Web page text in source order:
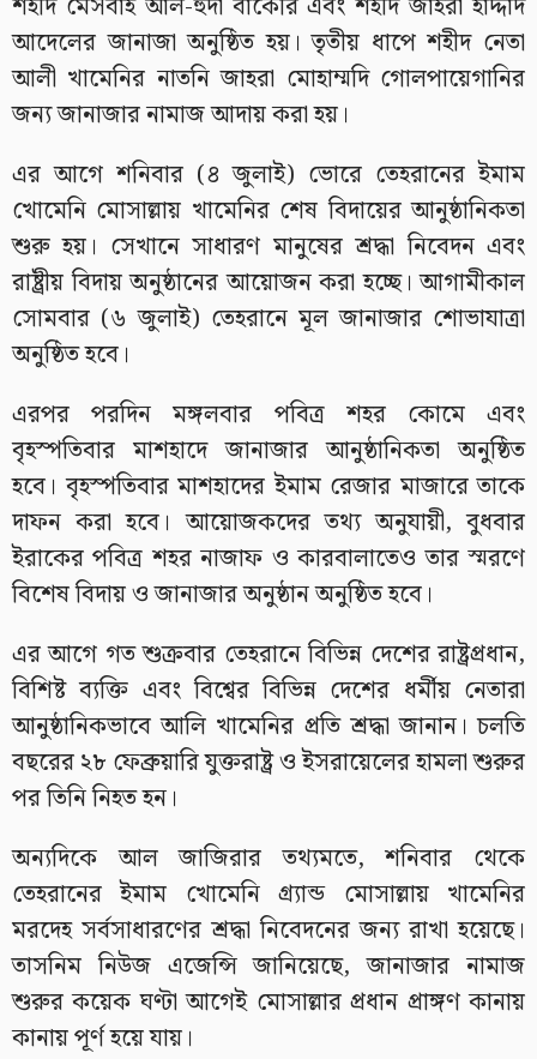
আদেলের জানাজা অনুষ্ঠিত হয়। তৃতীয় ধাপে শহীদ নেতা
আলী খামেনির নাতনি জাহরা মোহাম্মদি গোলপায়েগানির
জন্য জানাজার নামাজ আদায় করা হয়।
এর আগে শনিবার (৪ জুলাই) ভোরে তেহরানের ইমাম
খোমেনি মোসাল্লায় খামেনির শেষ বিদায়ের আনুষ্ঠানিকতা
শুরু হয়। সেখানে সাধারণ মানুষের শ্রদ্ধা নিবেদন এবং
রাষ্ট্রীয় বিদায় অনুষ্ঠানের আয়োজন করা হচ্ছে। আগামীকাল
সোমবার (৬ জুলাই) তেহরানে মূল জানাজার শোভাযাত্রা
অনুষ্ঠিত হবে।
এরপর পরদিন মঙ্গলবার পবিত্র শহর কোমে এবং
বৃহস্পতিবার মাশহাদে জানাজার আনুষ্ঠানিকতা অনুষ্ঠিত
হবে। বৃহস্পতিবার মাশহাদের ইমাম রেজার মাজারে তাকে
দাফন করা হবে। আয়োজকদের তথ্য অনুযায়ী, বুধবার
ইরাকের পবিত্র শহর নাজাফ ও কারবালাতেও তার স্মরণে
বিশেষ বিদায় ও জানাজার অনুষ্ঠান অনুষ্ঠিত হবে।
এর আগে গত শুক্রবার তেহরানে বিভিন্ন দেশের রাষ্ট্রপ্রধান,
বিশিষ্ট ব্যক্তি এবং বিশ্বের বিভিন্ন দেশের ধর্মীয় নেতারা
আনুষ্ঠানিকভাবে আলি খামেনির প্রতি শ্রদ্ধা জানান। চলতি
বছরের ২৮ ফেব্রুয়ারি যুক্তরাষ্ট্র ও ইসরায়েলের হামলা শুরুর
পর তিনি নিহত হন।
অন্যদিকে আল জাজিরার তথ্যমতে, শনিবার থেকে
তেহরানের ইমাম খোমেনি গ্র্যান্ড মোসাল্লায় খামেনির
মরদেহ সর্বসাধারণের শ্রদ্ধা নিবেদনের জন্য রাখা হয়েছে।
তাসনিম নিউজ এজেন্সি জানিয়েছে, জানাজার নামাজ
শুরুর কয়েক ঘণ্টা আগেই মোসাল্লার প্রধান প্রাঙ্গণ কানায়
কানায় পূর্ণ হয়ে যায়।